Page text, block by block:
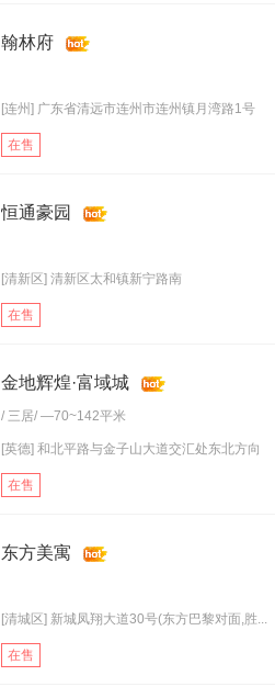
翰林府
[连州] 广东省清远市连州市连州镇月湾路1号
在售
恒通豪园
[清新区] 清新区太和镇新宁路南
在售
金地辉煌·富域城
/ 三居/ —70~142平米
[英德] 和北平路与金子山大道交汇处东北方向
在售
东方美寓
[清城区] 新城凤翔大道30号(东方巴黎对面,胜...
在售